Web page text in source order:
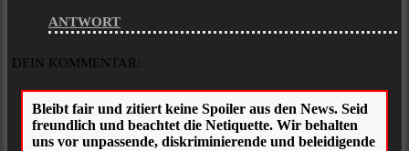
ANTWORT
DEIN KOMMENTAR: